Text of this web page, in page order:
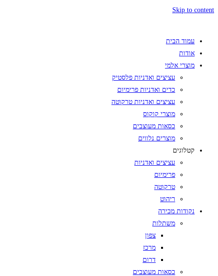
Skip to content
עמוד הבית
אודות
מוצרי אלמי
עציצים ואדניות פלסטיק
כדים ואדניות פרימיום
עציצים ואדניות טרקוטה
מוצרי קוקוס
כסאות מעוצבים
מוצרים נלווים
קטלוגים
עציצים ואדניות
פרימיום
טרקוטה
ריהוט
נקודות מכירה
משתלות
צפון
מרכז
דרום
כסאות מעוצבים